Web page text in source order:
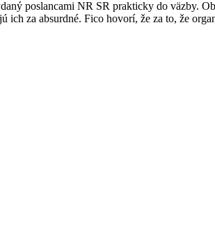
poslancami NR SR prakticky do väzby.
ich za absurdné. Fico hovorí, že za to, že